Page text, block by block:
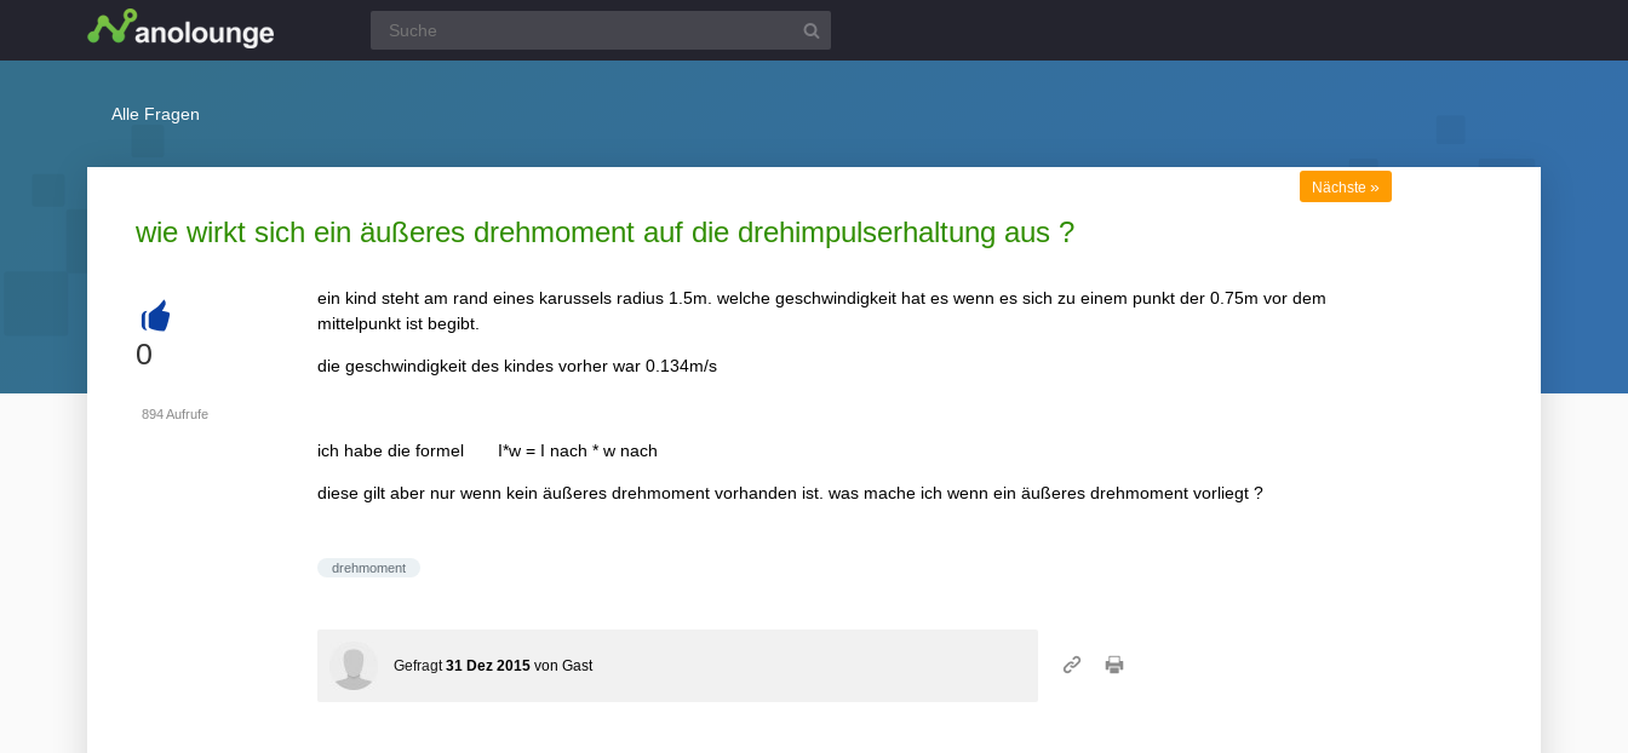
Alle Fragen
wie wirkt sich ein äußeres drehmoment auf die drehimpulserhaltung aus ?
Nächste »
+
0
894Aufrufe
ein kind steht am rand eines karussels radius 1.5m. welche geschwindigkeit hat es wenn es sich zu einem punkt der 0.75m vor dem
mittelpunkt ist begibt.
die geschwindigkeit des kindes vorher war 0.134m/s
ich habe die formel I*w = I nach * w nach
diese gilt aber nur wenn kein äußeres drehmoment vorhanden ist. was mache ich wenn ein äußeres drehmoment vorliegt ?
drehmoment
Gefragt 31 Dez 2015 von Gast